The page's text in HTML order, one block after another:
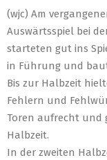
(wjc) Am
Auswärtsspiel bei
starteten gut ins
in Führung und
Bis zur Halbzeit
Fehlern und
Toren aufrecht und
Halbzeit.
In der zweiten